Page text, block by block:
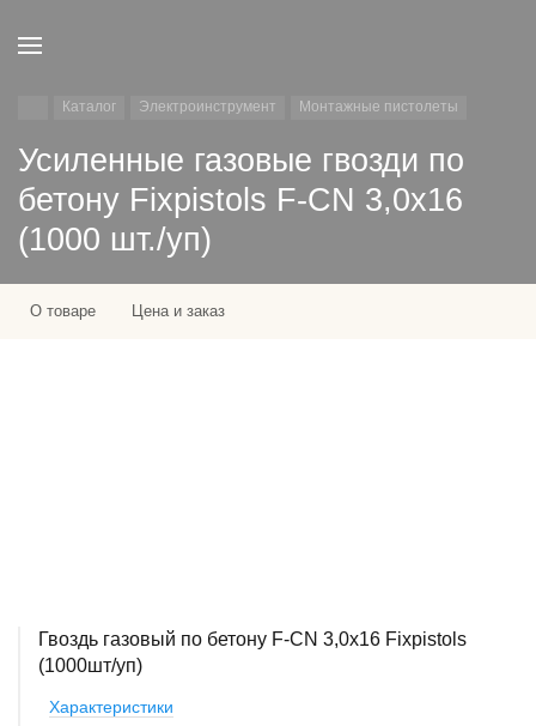
Каталог Электроинструмент Монтажные пистолеты
Усиленные газовые гвозди по
бетону Fixpistols F-CN 3,0x16
(1000 шт./уп)
О товаре Цена и заказ
Гвоздь газовый по бетону F-CN 3,0х16 Fixpistols
(1000шт/уп)
Характеристики